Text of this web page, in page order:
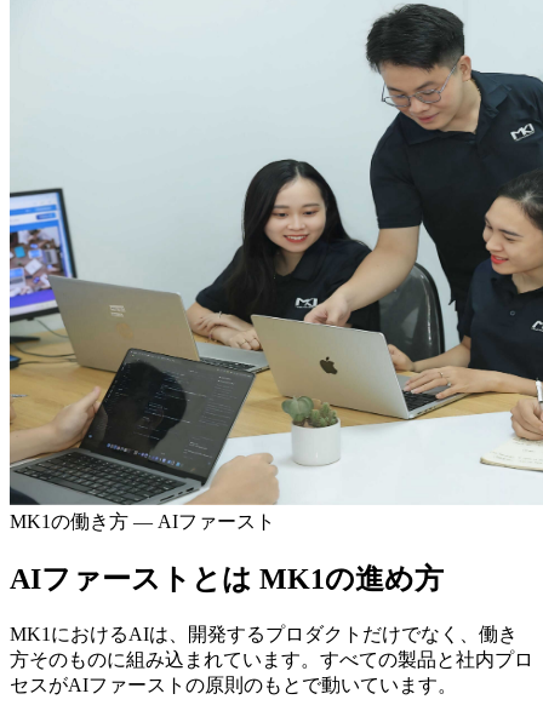
MK1の働き方 — AIファースト
AIファーストとは MK1の進め方
MK1におけるAIは、開発するプロダクトだけでなく、働き
方そのものに組み込まれています。すべての製品と社内プロ
セスがAIファーストの原則のもとで動いています。